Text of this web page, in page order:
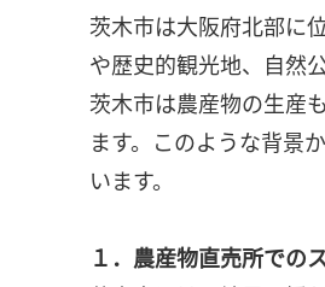
茨木市は大阪府北部に
や歴史的観光地、自然
茨木市は農産物の生産
ます。このような背景
います。
１．農産物直売所での